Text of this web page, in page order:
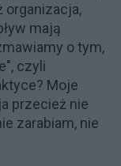
organizacja,
mają
o tym,
czyli
Moje
przecież nie
zarabiam, nie